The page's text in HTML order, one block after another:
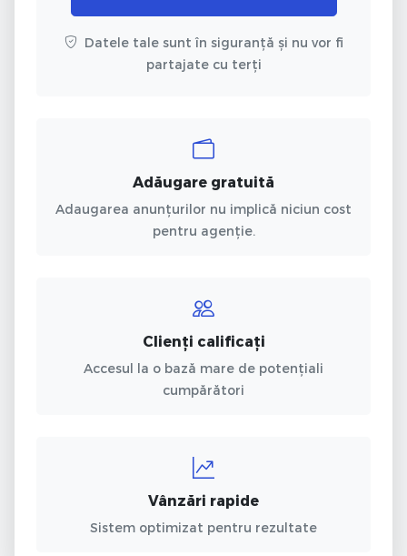
Datele tale sunt în siguranță și nu vor fi
partajate cu terți
Adăugare gratuită
Adaugarea anunțurilor nu implică niciun cost
pentru agenție.
Clienți calificați
Accesul la o bază mare de potențiali
cumpărători
Vânzări rapide
Sistem optimizat pentru rezultate